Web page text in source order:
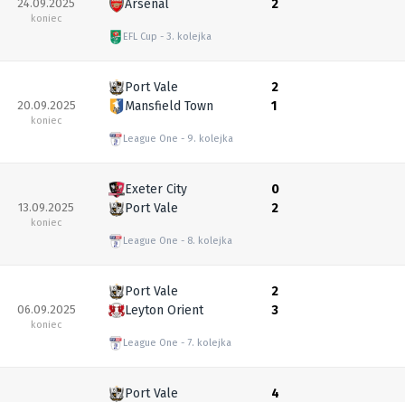
24.09.2025
koniec
Arsenal
EFL Cup 3. kolejka
2
20.09.2025
koniec
Port Vale
Mansfield Town
League One 9. kolejka
2
1
13.09.2025
koniec
Exeter City
Port Vale
League One 8. kolejka
0
2
06.09.2025
koniec
Port Vale
Leyton Orient
League One 7. kolejka
2
3
Port Vale
4